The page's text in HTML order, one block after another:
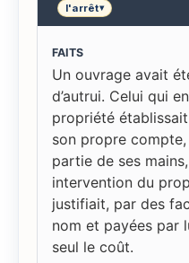
l'arrêt▾
FAITS
Un ouvrage avait
d’autrui. Celui qui
propriété
son propre
partie de ses
intervention du
justifiait, par des
nom et payées par
seul le coût.